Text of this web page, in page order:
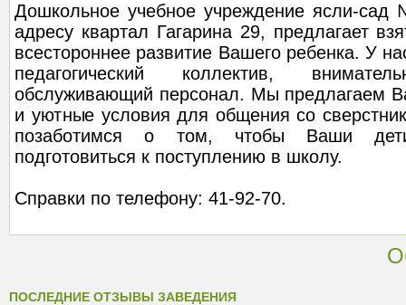
Дошкольное учебное учреждение ясли-сад
адресу квартал Гагарина 29, предлагает
всестороннее развитие Вашего ребенка. У
педагогический коллектив,
обслуживающий персонал. Мы предлагаем
и уютные условия для общения со
позаботимся о том, чтобы Ваши
подготовиться к поступлению в школу.
Справки по телефону: 41-92-70.
ПОСЛЕДНИЕ ОТЗЫВЫ ЗАВЕДЕНИЯ